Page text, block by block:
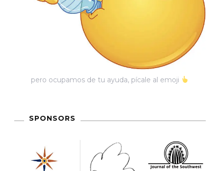
pero ocupamos de tu ayuda, pícale al emoji
SPONSORS